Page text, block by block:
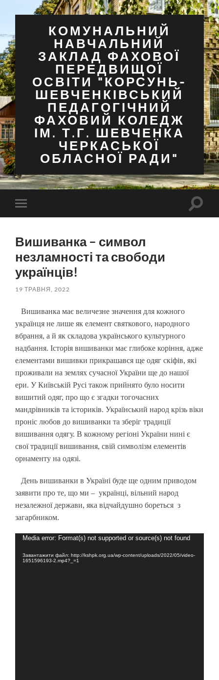
КОМУНАЛЬНИЙ
НАВЧАЛЬНИЙ
ЗАКЛАД ФАХОВОЇ
ПЕРЕДВИЩОЇ
ОСВІТИ "КОРСУНЬ-
ШЕВЧЕНКІВСЬКИЙ
ПЕДАГОГІЧНИЙ
ФАХОВИЙ КОЛЕДЖ
ІМ. Т.Г. ШЕВЧЕНКА
ЧЕРКАСЬКОЇ
ОБЛАСНОЇ РАДИ"
Перемкнути
мобільне
Вишиванка – символ
незламності та свободи
українців!
19 ТРАВНЯ, 2022
Вишиванка має величезне значення для кожного
українця не лише як елемент святкового, народного
вбрання, а й як складова українського культурного
надбання. Історія вишиванки має глибоке коріння, адже
елементами вишивки прикрашався ще одяг скіфів, які
проживали на землях сучасної України ще до нашої
ери. У Київській Русі також прийнято було носити
вишитий одяг, про що є згадки тогочасних
мандрівників та істориків. Український народ крізь віки
проніс любов до вишиванки та зберіг традиції
вишивання одягу. В кожному регіоні України нині є
свої традиції вишивання, свій символізм елементів
орнаменту на одязі.
День вишиванки в Україні буде ще одним приводом
заявити про те, що ми – українці, вільний народ
незалежної держави, яка відчайдушно бореться з
загарбником.
Відеопрогравач
Media error: Format(s) not supported or source(s) not found
Завантажити файл: http://kshpk.org.ua/wp-content/uploads/2022/05/video-
1651596193-2.mp4?_=1